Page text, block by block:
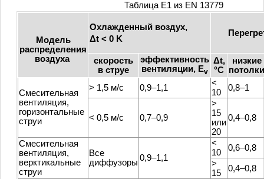
Таблица Е1 из EN 13779
Модель
распределения
воздуха
Охлажденный воздух,
Δt < 0 K
скорость
в струе
эффективность
вентиляции, Ev
Δt,
°C
низкие
потолки
Смесительная
вентиляция,
горизонтальные
струи
> 1,5 м/с 0,9–1,1
<
10
0,8–1
< 0,5 м/с 0,7–0,9
>
15
или
20
0,4–0,8
Смесительная
вентиляция,
верктикальные
струи
Все
диффузоры 0,9–1,1
<
10
0,6–0,8
>
15
0,4–0,8